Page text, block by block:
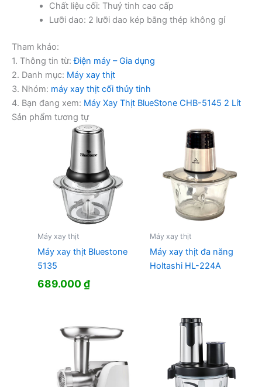
Chất liệu cối: Thuỷ tinh cao cấp
Lưỡi dao: 2 lưỡi dao kép bằng thép không gỉ
Tham khảo:
1. Thông tin từ:Điện máy – Gia dụng
2. Danh mục: Máy xay thịt
3. Nhóm: máy xay thịt cối thủy tinh
4. Bạn đang xem: Máy Xay Thịt BlueStone CHB-5145 2 Lít
Sản phẩm tương tự
Máy xay thịt
Máy xay thịt Bluestone
5135
689.000₫
Máy xay thịt
Máy xay thịt đa năng
Holtashi HL-224A